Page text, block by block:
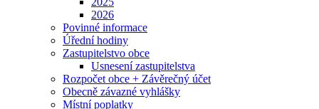
2026
Povinné informace
Úřední hodiny
Zastupitelstvo obce
Usnesení zastupitelstva
Rozpočet obce + Závěrečný účet
Obecně závazné vyhlášky
Místní poplatky